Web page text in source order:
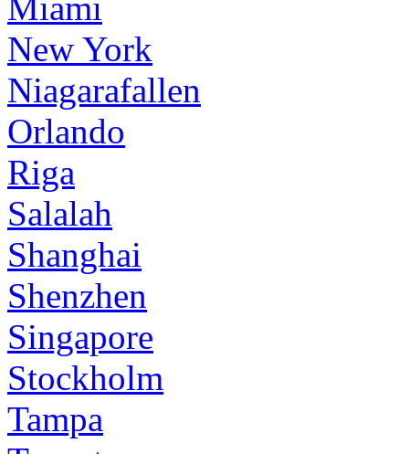
Miami
New York
Niagarafallen
Orlando
Riga
Salalah
Shanghai
Shenzhen
Singapore
Stockholm
Tampa